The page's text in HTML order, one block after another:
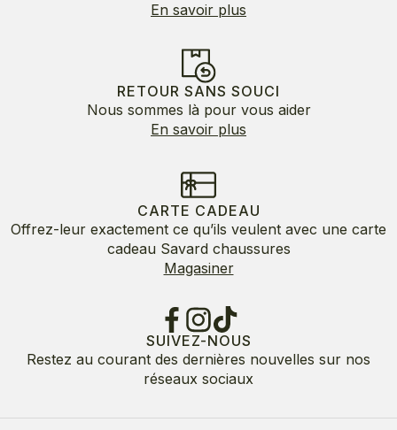
En savoir plus
RETOUR SANS SOUCI
Nous sommes là pour vous aider
En savoir plus
CARTE CADEAU
Offrez-leur exactement ce qu’ils veulent avec une carte
cadeau Savard chaussures
Magasiner
SUIVEZ-NOUS
Restez au courant des dernières nouvelles sur nos
réseaux sociaux